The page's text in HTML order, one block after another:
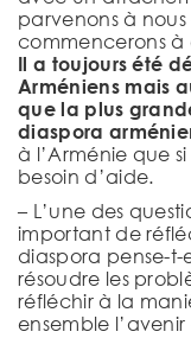
parvenons à nous
commencerons à
Il a toujours été
Arméniens mais
que la plus
diaspora
à l’Arménie que
besoin d’aide.
– L’une des
important de
diaspora pense-t-
résoudre les
réfléchir à la
ensemble l’avenir